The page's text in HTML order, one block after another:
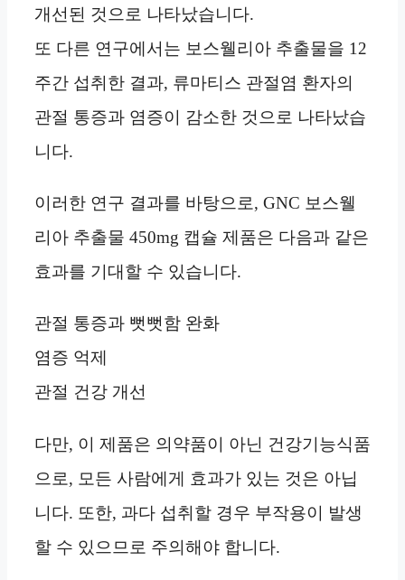
개선된 것으로 나타났습니다.
또 다른 연구에서는 보스웰리아 추출물을 12
주간 섭취한 결과, 류마티스 관절염 환자의
관절 통증과 염증이 감소한 것으로 나타났습
니다.
이러한 연구 결과를 바탕으로, GNC 보스웰
리아 추출물 450mg 캡슐 제품은 다음과 같은
효과를 기대할 수 있습니다.
관절 통증과 뻣뻣함 완화
염증 억제
관절 건강 개선
다만, 이 제품은 의약품이 아닌 건강기능식품
으로, 모든 사람에게 효과가 있는 것은 아닙
니다. 또한, 과다 섭취할 경우 부작용이 발생
할 수 있으므로 주의해야 합니다.